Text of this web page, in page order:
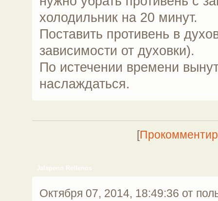
холодильник на 20 минут.
Поставить противень в
зависимости от духовки).
По истечении времени
наслаждаться.
[
Jalapeno Rellenos
Октября 07, 2014, 18:49:36 от